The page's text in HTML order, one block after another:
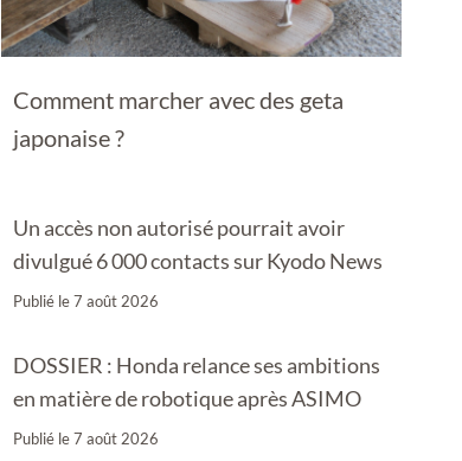
Comment marcher avec des geta
japonaise ?
Un accès non autorisé pourrait avoir
divulgué 6 000 contacts sur Kyodo News
Publié le7 août 2026
DOSSIER : Honda relance ses ambitions
en matière de robotique après ASIMO
Publié le7 août 2026